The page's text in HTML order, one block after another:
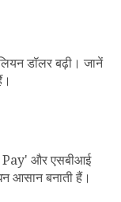
डॉलर बढ़ी। जानें
Pay' और एसबीआई
आसान बनाती हैं।